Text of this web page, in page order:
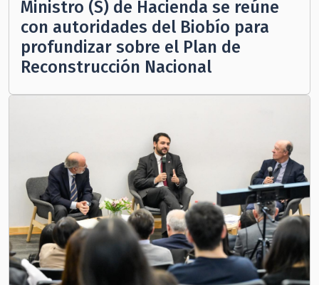
Ministro (S) de Hacienda se reúne
con autoridades del Biobío para
profundizar sobre el Plan de
Reconstrucción Nacional